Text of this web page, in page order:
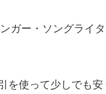
ガー・ソングライ
を使って少しでも